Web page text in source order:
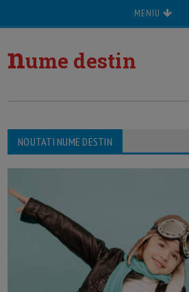
MENIU
nume destin
NOUTATI NUME DESTIN